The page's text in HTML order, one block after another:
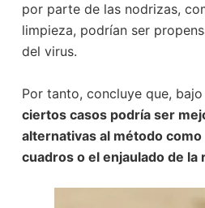
por parte de las nodrizas,
limpieza, podrían ser
del virus.
Por tanto, concluye que,
ciertos casos podría ser
alternativas al método como
cuadros o el enjaulado de la